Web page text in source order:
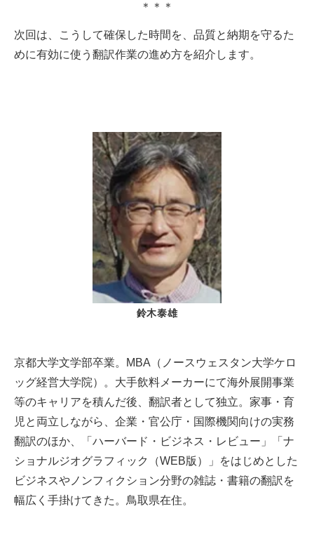
＊＊＊
次回は、こうして確保した時間を、品質と納期を守るた
めに有効に使う翻訳作業の進め方を紹介します。
鈴木泰雄
京都大学文学部卒業。MBA（ノースウェスタン大学ケロ
ッグ経営大学院）。大手飲料メーカーにて海外展開事業
等のキャリアを積んだ後、翻訳者として独立。家事・育
児と両立しながら、企業・官公庁・国際機関向けの実務
翻訳のほか、「ハーバード・ビジネス・レビュー」「ナ
ショナルジオグラフィック（WEB版）」をはじめとした
ビジネスやノンフィクション分野の雑誌・書籍の翻訳を
幅広く手掛けてきた。鳥取県在住。